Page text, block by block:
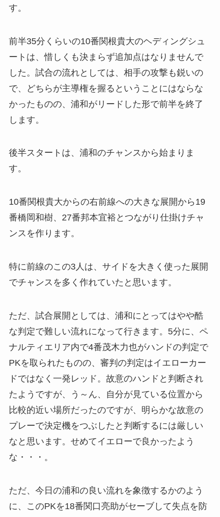
す。
前半35分くらいの10番関根貴大のヘディングシュ
ートは、惜しくも決まらず追加点はなりませんで
した。試合の流れとしては、相手の攻撃も鋭いの
で、どちらが主導権を握るということにはならな
かったものの、浦和がリードした形で前半を終了
します。
後半スタートは、浦和のチャンスから始まりま
す。
10番関根貴大からの右前線への大きな展開から19
番橋岡和樹、27番邦本宜裕とつながり仕掛けチャ
ンスを作ります。
特に前線のこの3人は、サイドを大きく使った展開
でチャンスを多く作れていたと思います。
ただ、試合展開としては、浦和にとってはやや酷
な判定で難しい流れになって行きます。5分に、ペ
ナルティエリア内で4番茂木力也がハンドの判定で
PKを取られたものの、審判の判定はイエローカー
ドではなく一発レッド。故意のハンドと判断され
たようですが、う～ん、自分が見ている位置から
比較的近い場所だったのですが、明らかな故意の
プレーで決定機をつぶしたと判断するには厳しい
なと思います。せめてイエローで良かったよう
な・・・。
ただ、今日の浦和の良い流れを象徴するかのよう
に、このPKを18番関口亮助がセーブして失点を防